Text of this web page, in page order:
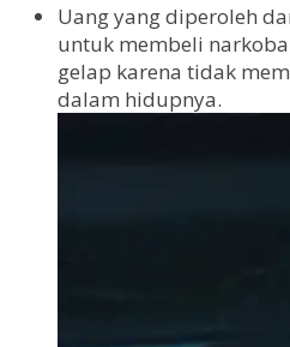
Uang yang diperoleh
untuk membeli
gelap karena tidak
dalam hidupnya.